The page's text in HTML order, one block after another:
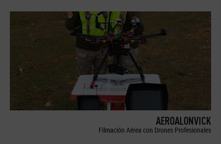
AEROALONVICK
Filmación Aérea con Drones Profesionales